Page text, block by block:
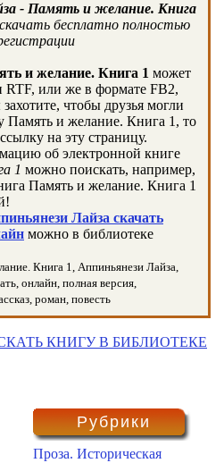
- Память и желание. Книга
бесплатно полностью
и желание. Книга 1 может
или же в формате FB2,
чтобы друзья могли
Память и желание. Книга 1, то
на эту страницу.
об электронной книге
1 можно поискать, например,
Память и желание. Книга 1
Лайза скачать
можно в библиотеке
Книга 1, Аппиньянези Лайза,
онлайн, полная версия,
роман, повесть
КНИГУ В БИБЛИОТЕКЕ
Рубрики
Проза. Историческая